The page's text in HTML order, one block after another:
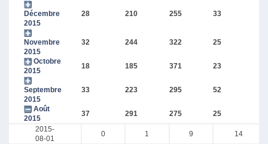
Décembre
2015
28 210 255 33
Novembre
2015
32 244 322 25
Octobre
2015
18 185 371 23
Septembre
2015
33 223 295 52
Août
2015
37 291 275 25
2015-
08-01
0 1 9
14